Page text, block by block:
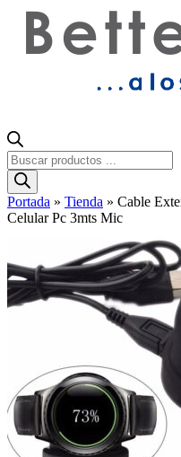
Búsqueda
de
productos
Portada » Tienda » Cable
Celular Pc 3mts Mic